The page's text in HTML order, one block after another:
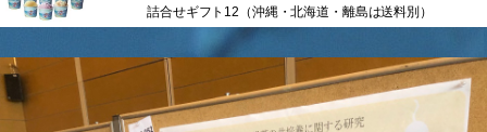
詰合せギフト12（沖縄・北海道・離島は送料別）